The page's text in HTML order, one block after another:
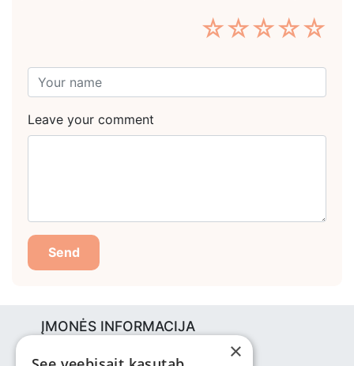
☆
☆
☆
☆
☆
Leave your comment
Send
ĮMONĖS INFORMACIJA
×